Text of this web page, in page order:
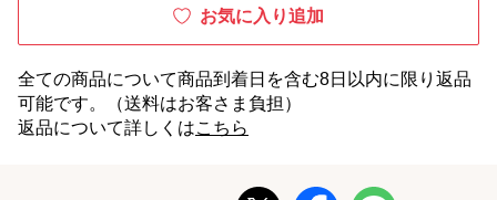
お気に入り追加
全ての商品について商品到着日を含む8日以内に限り返品
可能です。（送料はお客さま負担）
返品について詳しくはこちら